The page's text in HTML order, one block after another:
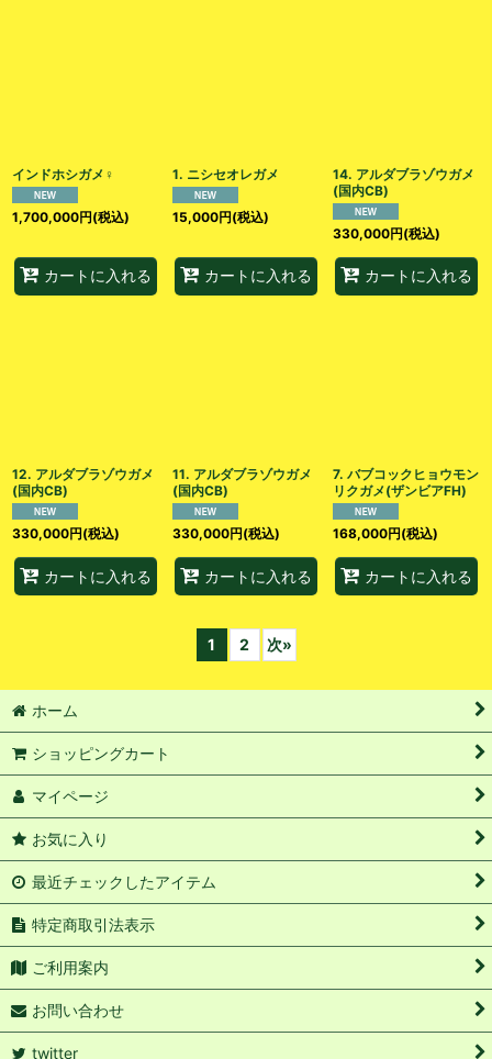
インドホシガメ♀
1,700,000円(税込)
カートに入れる
1. ニシセオレガメ
15,000円(税込)
カートに入れる
14. アルダブラゾウガメ
(国内CB)
330,000円(税込)
カートに入れる
12. アルダブラゾウガメ
(国内CB)
330,000円(税込)
カートに入れる
11. アルダブラゾウガメ
(国内CB)
330,000円(税込)
カートに入れる
7. バブコックヒョウモン
リクガメ(ザンビアFH)
168,000円(税込)
カートに入れる
1 2 次»
ホーム
ショッピングカート
マイページ
お気に入り
最近チェックしたアイテム
特定商取引法表示
ご利用案内
お問い合わせ
twitter